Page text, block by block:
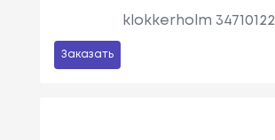
klokkerholm 34710122
Заказать